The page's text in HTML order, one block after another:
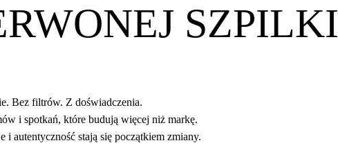
SZPILKI
Bez filtrów. Z doświadczenia.
i spotkań, które budują więcej niż markę.
i autentyczność stają się początkiem zmiany.